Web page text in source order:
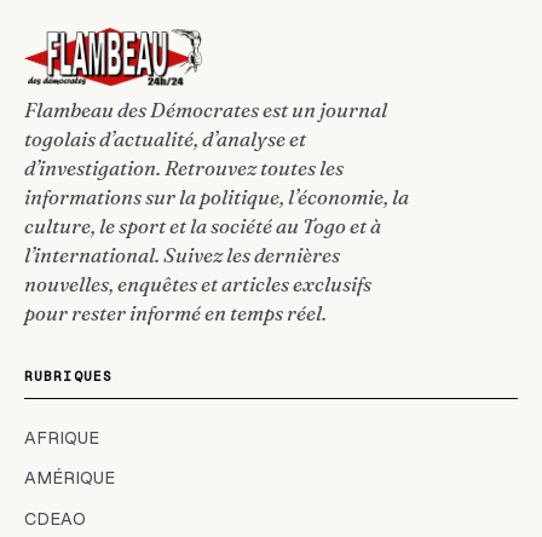
Flambeau des Démocrates est un journal
togolais d’actualité, d’analyse et
d’investigation. Retrouvez toutes les
informations sur la politique, l’économie, la
culture, le sport et la société au Togo et à
l’international. Suivez les dernières
nouvelles, enquêtes et articles exclusifs
pour rester informé en temps réel.
RUBRIQUES
AFRIQUE
AMÉRIQUE
CDEAO